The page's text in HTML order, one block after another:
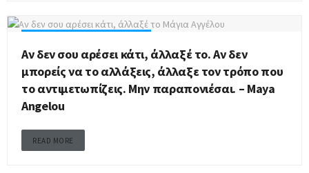
Αν δεν σου αρέσει κάτι, άλλαξέ το. Αν δεν
μπορείς να το αλλάξεις, άλλαξε τον τρόπο που
το αντιμετωπίζεις. Μην παραπονιέσαι. – Maya
Angelou
READ MORE